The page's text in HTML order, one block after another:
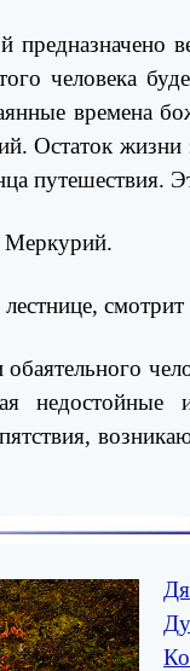
человека
времена
Остаток
путешествия.
Меркурий.
смотрит